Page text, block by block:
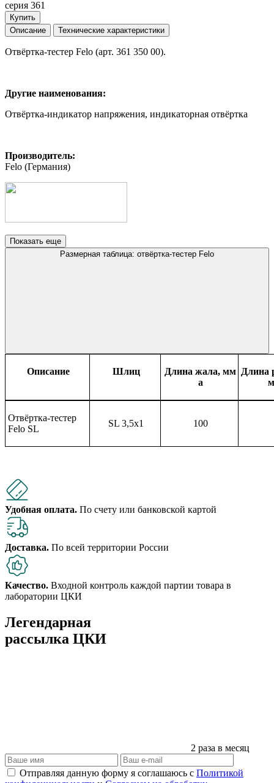
серия 361
Купить
Описание
Технические характеристики
Отвёртка-тестер Felo (арт. 361 350 00).
Другие наименования:
Отвёртка-индикатор напряжения, индикаторная отвёртка
Производитель:
Felo (Германия)
Показать еще
Размерная таблица: отвёртка-тестер Felo
Описание Шлиц
Длина жала, мм
a
Длина
Отвёртка-тестер
Felo SL
SL 3,5х1 100
Удобная оплата. По счету или банковской картой
Доставка. По всей территории России
Качество. Входной контроль каждой партии товара в
лаборатории ЦКИ
Легендарная
рассылка ЦКИ
2 раза в месяц
Отправляя данную форму я соглашаюсь с Политикой